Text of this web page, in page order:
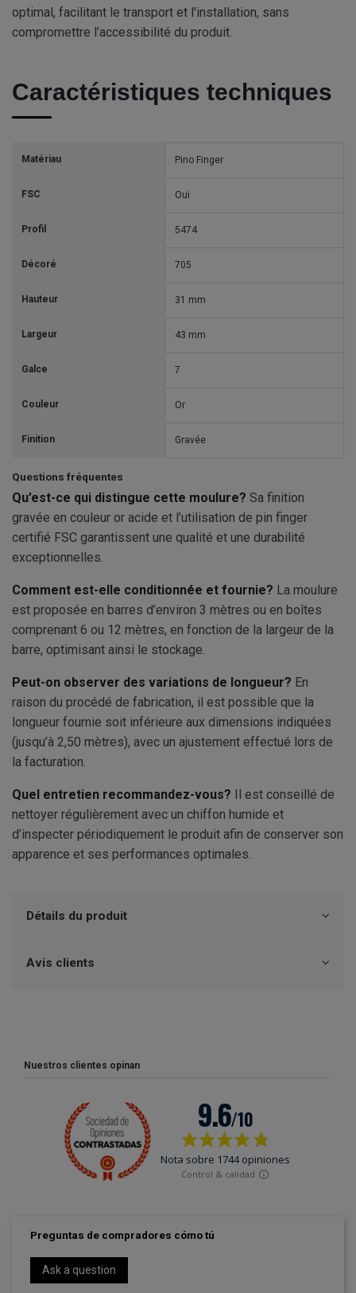
optimal, facilitant le transport et l'installation, sans
compromettre l’accessibilité du produit.
Caractéristiques techniques
Matériau Pino Finger
FSC Oui
Profil 5474
Décoré 705
Hauteur 31 mm
Largeur 43 mm
Galce 7
Couleur Or
Finition Gravée
Questions fréquentes
Qu’est-ce qui distingue cette moulure? Sa finition
gravée en couleur or acide et l’utilisation de pin finger
certifié FSC garantissent une qualité et une durabilité
exceptionnelles.
Comment est-elle conditionnée et fournie? La moulure
est proposée en barres d’environ 3 mètres ou en boîtes
comprenant 6 ou 12 mètres, en fonction de la largeur de la
barre, optimisant ainsi le stockage.
Peut-on observer des variations de longueur? En
raison du procédé de fabrication, il est possible que la
longueur fournie soit inférieure aux dimensions indiquées
(jusqu’à 2,50 mètres), avec un ajustement effectué lors de
la facturation.
Quel entretien recommandez-vous? Il est conseillé de
nettoyer régulièrement avec un chiffon humide et
d’inspecter périodiquement le produit afin de conserver son
apparence et ses performances optimales.
Détails du produit
Avis clients
Nuestros clientes opinan
Preguntas de compradores cómo tú
Ask a question